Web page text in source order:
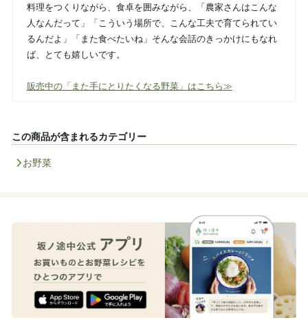
料理をつくりながら、食卓を囲みながら、「農家さんはこんな
人なんだって」「こういう場所で、こんな工夫で育てられてい
るんだよ」「また食べたいね」そんな会話のきっかけにもなれ
ば、とても嬉しいです。
販売中の「また手にとりたくなる野菜」はこちら≫
この商品が含まれるカテゴリー
お野菜